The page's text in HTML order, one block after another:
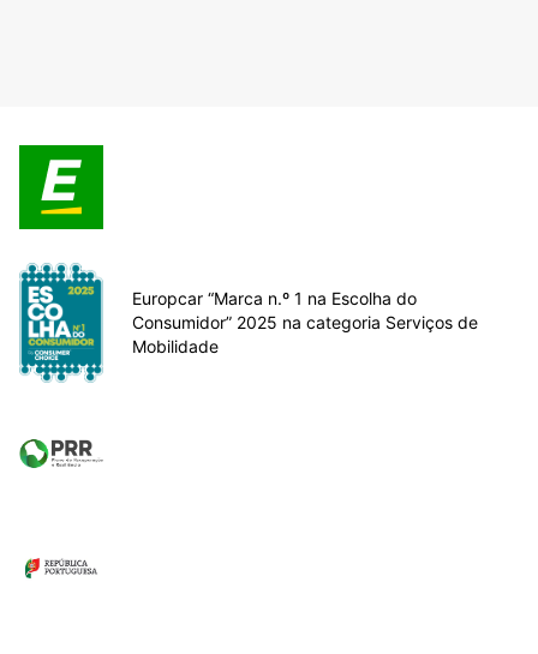
Europcar “Marca n.º 1 na Escolha do
Consumidor” 2025 na categoria Serviços de
Mobilidade